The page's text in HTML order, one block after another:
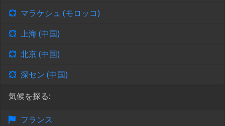
マラケシュ (モロッコ)
上海 (中国)
北京 (中国)
深セン (中国)
気候を探る:
フランス